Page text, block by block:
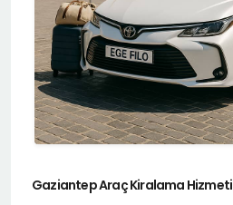
Gaziantep Araç Kiralama Hizmeti